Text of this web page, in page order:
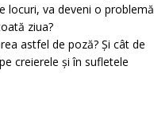
locuri, va deveni o problemă
ziua?
astfel de poză? Și cât de
creierele și în sufletele